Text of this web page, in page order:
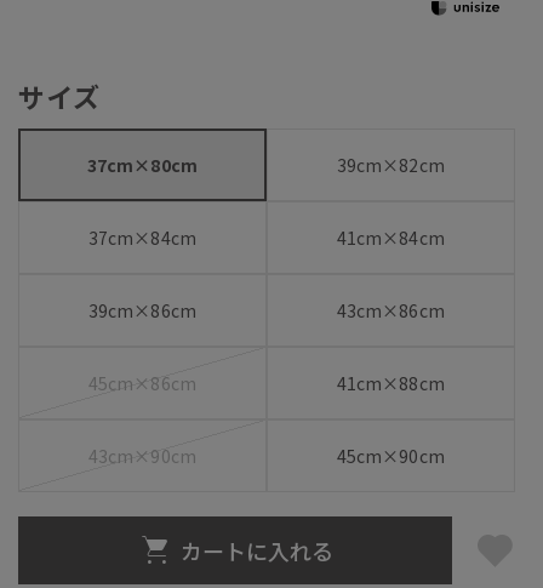
サイズ
37cm×80cm 39cm×82cm
37cm×84cm 41cm×84cm
39cm×86cm 43cm×86cm
45cm×86cm 41cm×88cm
43cm×90cm 45cm×90cm
カートに入れる